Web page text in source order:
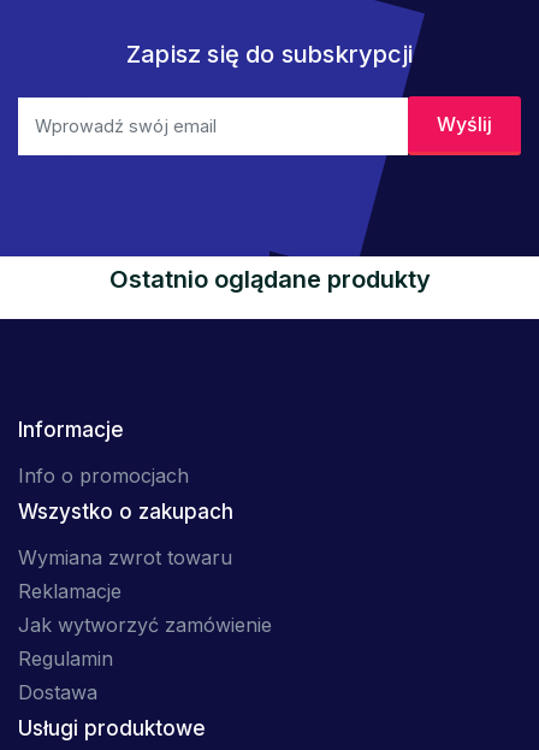
Zapisz się do subskrypcji
Ostatnio oglądane produkty
Informacje
Info o promocjach
Wszystko o zakupach
Wymiana zwrot towaru
Reklamacje
Jak wytworzyć zamówienie
Regulamin
Dostawa
Usługi produktowe